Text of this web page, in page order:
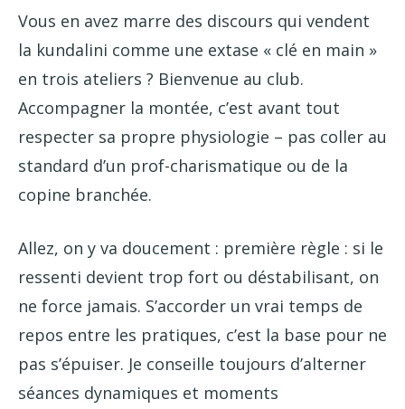
Vous en avez marre des discours qui vendent
la kundalini comme une extase « clé en main »
en trois ateliers ? Bienvenue au club.
Accompagner la montée, c’est avant tout
respecter sa propre physiologie – pas coller au
standard d’un prof-charismatique ou de la
copine branchée.
Allez, on y va doucement : première règle : si le
ressenti devient trop fort ou déstabilisant, on
ne force jamais. S’accorder un vrai temps de
repos entre les pratiques, c’est la base pour ne
pas s’épuiser. Je conseille toujours d’alterner
séances dynamiques et moments